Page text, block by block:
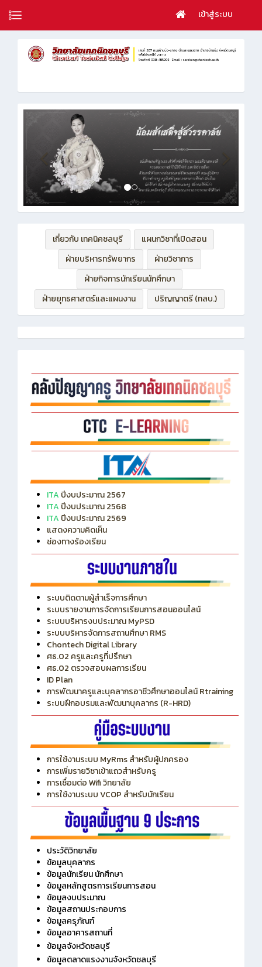
เข้าสู่ระบบ
เกี่ยวกับ เทคนิคชลบุรี
แผนกวิชาที่เปิดสอน
ฝ่ายบริหารทรัพยากร
ฝ่ายวิชาการ
ฝ่ายกิจการนักเรียนนักศึกษา
ฝ่ายยุทธศาสตร์และแผนงาน
ปริญญาตรี (ทลบ.)
ITA ปีงบประมาณ 2567
ITA ปีงบประมาณ 2568
ITA ปีงบประมาณ 2569
แสดงความคิดเห็น
ช่องทางร้องเรียน
ระบบติดตามผู้สำเร็จการศึกษา
ระบบรายงานการจัดการเรียนการสอนออนไลน์
ระบบบริหารงบประมาณ MyPSD
ระบบบริหารจัดการสถานศึกษา RMS
Chontech Digital Library
ศธ.02 ครูและครูที่ปรึกษา
ศธ.02 ตรวจสอบผลการเรียน
ID Plan
การพัฒนาครูและบุคลากรอาชีวศึกษาออนไลน์ Rtraining
ระบบฝึกอบรมและพัฒนาบุคลากร (R-HRD)
การใช้งานระบบ MyRms สำหรับผู้ปกครอง
การเพิ่มรายวิชาเข้าแถวสำหรับครู
การเชื่อมต่อ Wifi วิทยาลัย
การใช้งานระบบ VCOP สำหรับนักเรียน
ประวัติวิทยาลัย
ข้อมูลบุคลากร
ข้อมูลนักเรียน นักศึกษา
ข้อมูลหลักสูตรการเรียนการสอน
ข้อมูลงบประมาณ
ข้อมูลสถานประกอบการ
ข้อมูลครุภัณฑ์
ข้อมูลอาคารสถานที่
ข้อมูลจังหวัดชลบุรี
ข้อมูลตลาดแรงงานจังหวัดชลบุรี